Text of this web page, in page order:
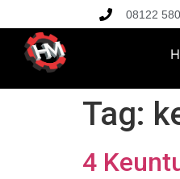
08122
Tag:
4